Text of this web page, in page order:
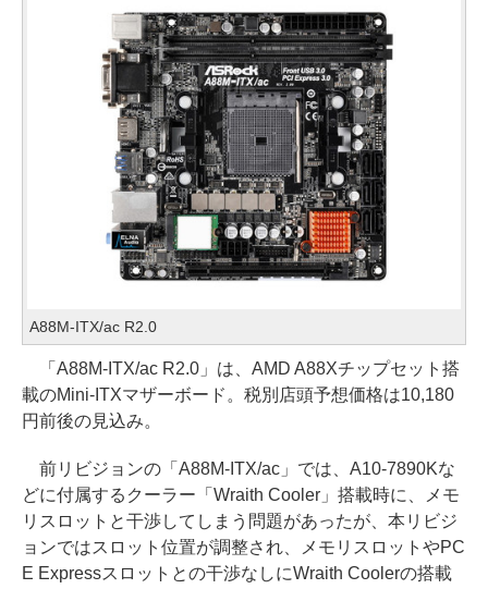
A88M-ITX/ac R2.0
「A88M-ITX/ac R2.0」は、AMD A88Xチップセット搭
載のMini-ITXマザーボード。税別店頭予想価格は10,180
円前後の見込み。
前リビジョンの「A88M-ITX/ac」では、A10-7890Kな
どに付属するクーラー「Wraith Cooler」搭載時に、メモ
リスロットと干渉してしまう問題があったが、本リビジ
ョンではスロット位置が調整され、メモリスロットやPC
E Expressスロットとの干渉なしにWraith Coolerの搭載